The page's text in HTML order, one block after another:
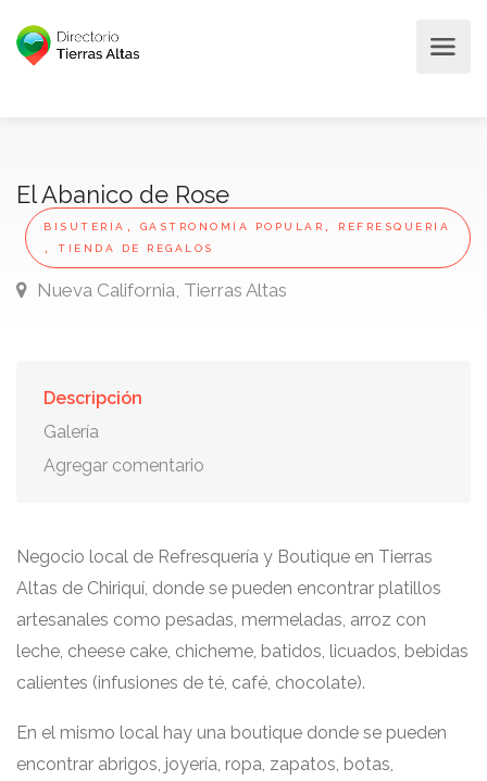
El Abanico de Rose
BISUTERÍA , GASTRONOMÍA POPULAR , REFRESQUERIA
, TIENDA DE REGALOS
Nueva California, Tierras Altas
Descripción
Galería
Agregar comentario
Negocio local de Refresquería y Boutique en Tierras
Altas de Chiriquí, donde se pueden encontrar platillos
artesanales como pesadas, mermeladas, arroz con
leche, cheese cake, chicheme, batidos, licuados, bebidas
calientes (infusiones de té, café, chocolate).
En el mismo local hay una boutique donde se pueden
encontrar abrigos, joyería, ropa, zapatos, botas,